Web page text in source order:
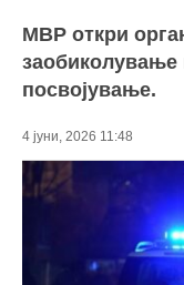
МВР откри
заобиколување
посвојување.
4 јуни, 2026 11:48